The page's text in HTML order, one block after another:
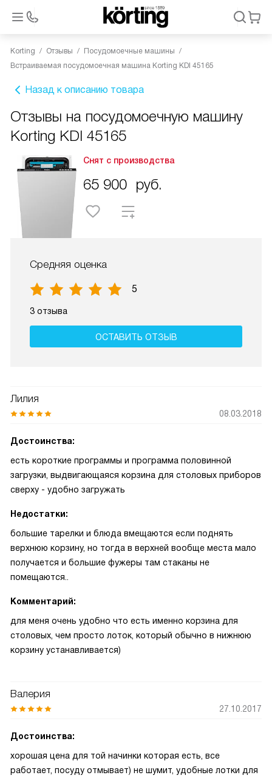
Korting Отзывы
Посудомоечные машины
Встраиваемая посудомоечная машина Korting KDI 45165
Назад к описанию товара
Отзывы на посудомоечную машину
Korting KDI 45165
Снят с производства
65 900 руб.
Средняя оценка
5
3 отзыва
ОСТАВИТЬ ОТЗЫВ
Лилия
08.03.2018
Достоинства:
есть короткие программы и программа половинной
загрузки, выдвигающаяся корзина для столовых приборов
сверху - удобно загружать
Недостатки:
большие тарелки и блюда вмещаются если поднять
верхнюю корзину, но тогда в верхней вообще места мало
получается и большие фужеры там стаканы не
помещаются..
Комментарий:
для меня очень удобно что есть именно корзина для
столовых, чем просто лоток, который обычно в нижнюю
корзину устанавливается)
Валерия
27.10.2017
Достоинства:
хорошая цена для той начинки которая есть, все
работает, посуду отмывает) не шумит, удобные лотки для